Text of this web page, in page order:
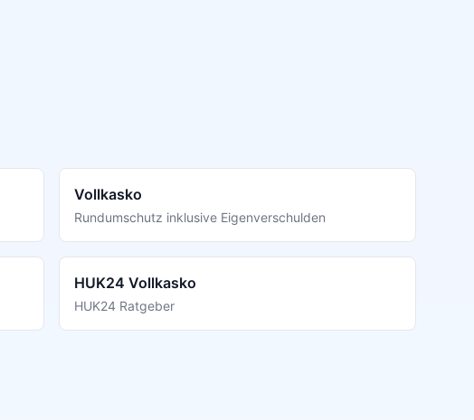
Vollkasko
Rundumschutz inklusive Eigenverschulden
HUK24 Vollkasko
HUK24 Ratgeber